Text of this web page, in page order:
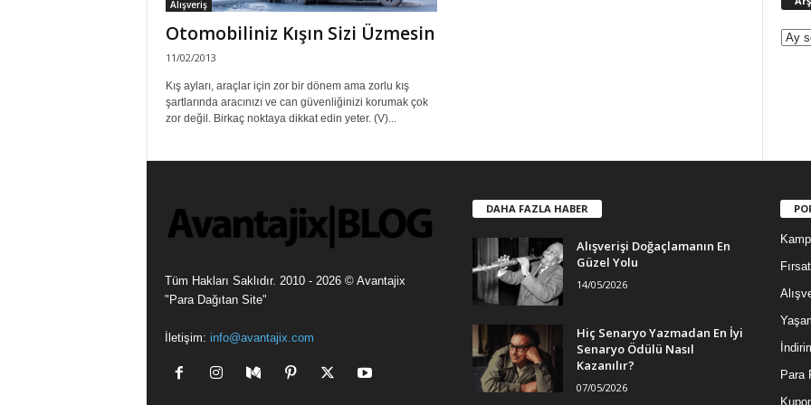
Alışveriş
Otomobiliniz Kışın Sizi Üzmesin
11/02/2013
Kış ayları, araçlar için zor bir dönem ama zorlu kış
şartlarında aracınızı ve can güvenliğinizi korumak çok
zor değil. Birkaç noktaya dikkat edin yeter. (V)...
Tüm Hakları Saklıdır. 2010 - 2026 © Avantajix
"Para Dağıtan Site"
İletişim: info@avantajix.com
DAHA FAZLA HABER
Alışverişi Doğaçlamanın En
Güzel Yolu
14/05/2026
Hiç Senaryo Yazmadan En İyi
Senaryo Ödülü Nasıl
Kazanılır?
07/05/2026
Para